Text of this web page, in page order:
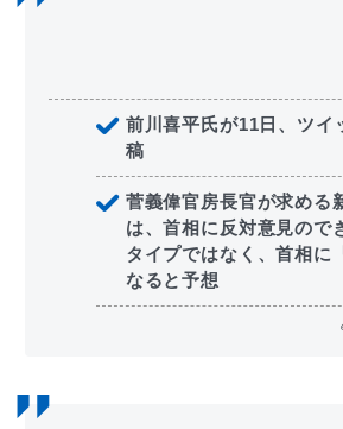
前川喜平氏が11日、ツイ
稿
菅義偉官房長官が求める
は、首相に反対意見ので
タイプではなく、首相に
なると予想